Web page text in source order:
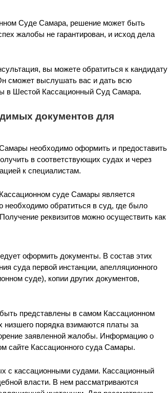
Суде Самара, решение может быть
жалобы не гарантирован, и исход дела
вы можете обратиться к кандидату
сможет выслушать вас и дать всю
в Шестой Кассационный Суд Самара.
документов для
необходимо оформить и предоставить
в соответствующих судах и через
к специалистам.
суде Самары является
необходимо обратиться в суд, где было
реквизитов можно осуществить как
оформить документы. В состав этих
суда первой инстанции, апелляционного
суде), копии других документов,
представлены в самом Кассационном
порядка взимаются платы за
заявленной жалобы. Информацию о
сайте Кассационного суда Самары.
с кассационными судами. Кассационный
власти. В нем рассматриваются